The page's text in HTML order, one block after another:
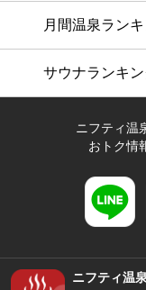
月間温泉ラン
サウナランキ
ニフティ温
おトク情
ニフティ温